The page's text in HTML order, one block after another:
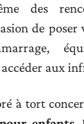
des
de
aux
à tort